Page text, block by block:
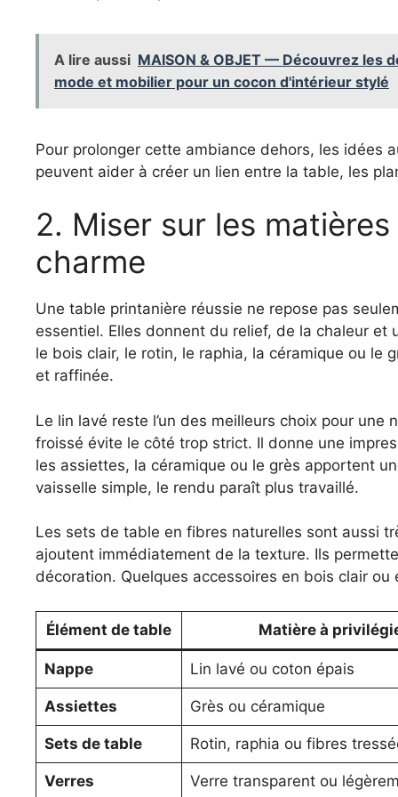
A lire aussi MAISON & OBJET — Découvrez les
mode et mobilier pour un cocon d'intérieur stylé
Pour prolonger cette ambiance dehors, les idées
peuvent aider à créer un lien entre la table, les
2. Miser sur les
charme
Une table printanière réussie ne repose pas
essentiel. Elles donnent du relief, de la chaleur
le bois clair, le rotin, le raphia, la céramique ou le
et raffinée.
Le lin lavé reste l’un des meilleurs choix pour
froissé évite le côté trop strict. Il donne une
les assiettes, la céramique ou le grès apportent
vaisselle simple, le rendu paraît plus travaillé.
Les sets de table en fibres naturelles sont aussi
ajoutent immédiatement de la texture. Ils
décoration. Quelques accessoires en bois clair
Élément de table Matière à
Nappe Lin lavé ou coton épais
Assiettes Grès ou céramique
Sets de table Rotin, raphia ou fibres
Verres Verre transparent ou